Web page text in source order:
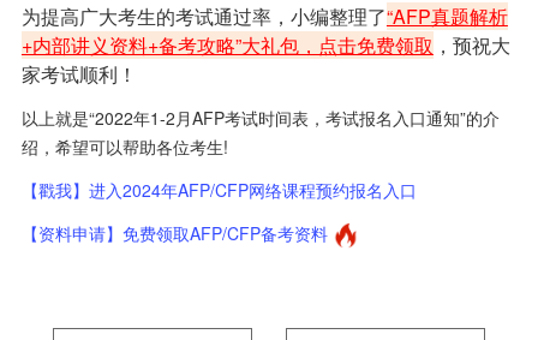
为提高广大考生的考试通过率，小编整理了“AFP真题解析
+内部讲义资料+备考攻略”大礼包，点击免费领取 ，预祝大
家考试顺利！
以上就是“2022年1-2月AFP考试时间表，考试报名入口通知”的介
绍，希望可以帮助各位考生!
【戳我】进入2024年AFP/CFP网络课程预约报名入口
【资料申请】免费领取AFP/CFP备考资料